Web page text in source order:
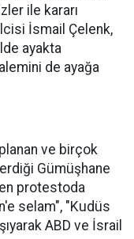
ile kararı
İsmail Çelenk,
ayakta
de ayağa
ve birçok
Gümüşhane
protestoda
selam", "Kudüs
ABD ve İsrail